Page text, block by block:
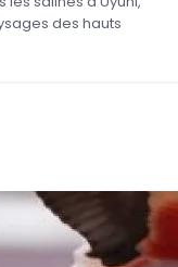
des hauts